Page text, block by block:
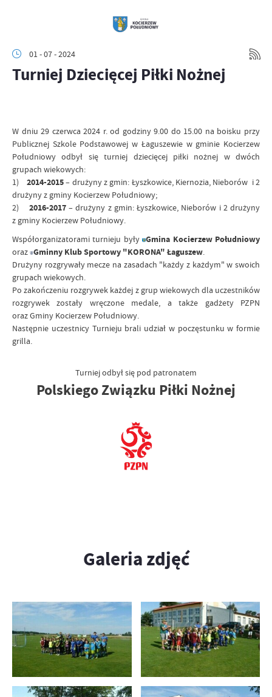
01 - 07 - 2024
Turniej Dziecięcej Piłki Nożnej
W dniu 29 czerwca 2024 r. od godziny 9.00 do 15.00 na boisku przy
Publicznej Szkole Podstawowej w Łaguszewie w gminie Kocierzew
Południowy odbył się turniej dziecięcej piłki nożnej w dwóch
grupach wiekowych:
1)2014-2015– drużyny z gmin: Łyszkowice, Kiernozia, Nieborów i 2
drużyny z gminy Kocierzew Południowy;
2) 2016-2017– drużyny z gmin: Łyszkowice, Nieborów i 2 drużyny
z gminy Kocierzew Południowy.
Współorganizatorami turnieju były Gmina Kocierzew Południowy
oraz Gminny Klub Sportowy "KORONA" Łaguszew.
Drużyny rozgrywały mecze na zasadach "każdy z każdym" w swoich
grupach wiekowych.
Po zakończeniu rozgrywek każdej z grup wiekowych dla uczestników
rozgrywek zostały wręczone medale, a także gadżety PZPN
oraz Gminy Kocierzew Południowy.
Następnie uczestnicy Turnieju brali udział w poczęstunku w formie
grilla.
Turniej odbył się pod patronatem
Polskiego Związku Piłki Nożnej
Galeria zdjęć